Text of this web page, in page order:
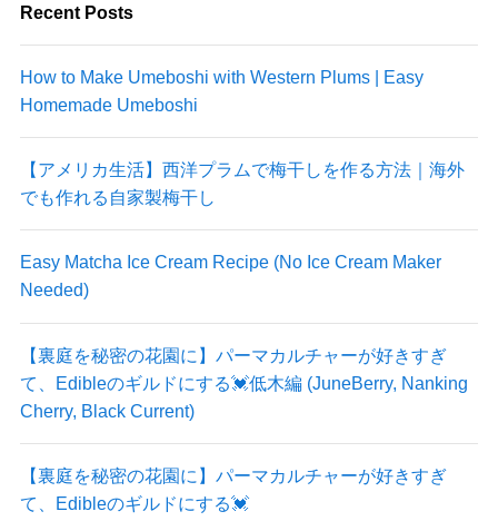
Recent Posts
How to Make Umeboshi with Western Plums | Easy
Homemade Umeboshi
【アメリカ生活】西洋プラムで梅干しを作る方法｜海外
でも作れる自家製梅干し
Easy Matcha Ice Cream Recipe (No Ice Cream Maker
Needed)
【裏庭を秘密の花園に】パーマカルチャーが好きすぎ
て、Edibleのギルドにする💓低木編 (JuneBerry, Nanking
Cherry, Black Current)
【裏庭を秘密の花園に】パーマカルチャーが好きすぎ
て、Edibleのギルドにする💓